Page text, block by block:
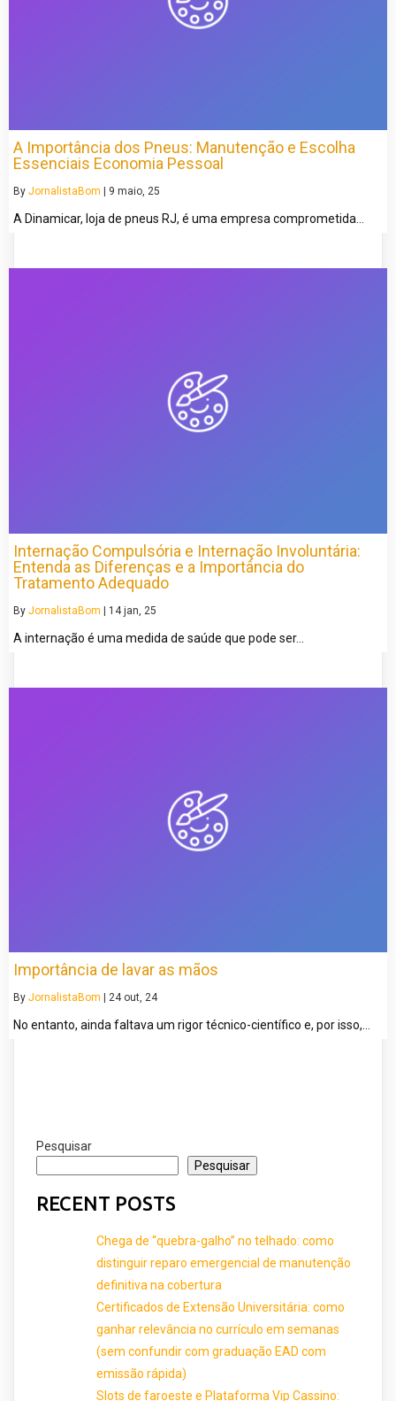
A Importância dos Pneus: Manutenção e Escolha
Essenciais Economia Pessoal
By JornalistaBom 9 maio, 25
A Dinamicar, loja de pneus RJ, é uma empresa comprometida…
Internação Compulsória e Internação Involuntária:
Entenda as Diferenças e a Importância do
Tratamento Adequado
By JornalistaBom | 14 jan, 25
A internação é uma medida de saúde que pode ser…
Importância de lavar as mãos
By JornalistaBom 24 out, 24
No entanto, ainda faltava um rigor técnico-científico e, por isso,…
Pesquisar
Pesquisar
RECENT POSTS
Chega de “quebra-galho” no telhado: como
distinguir reparo emergencial de manutenção
definitiva na cobertura
Certificados de Extensão Universitária: como
ganhar relevância no currículo em semanas
(sem confundir com graduação EAD com
emissão rápida)
Slots de faroeste e Plataforma Vip Cassino: